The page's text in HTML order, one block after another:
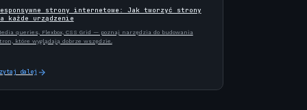
strony internetowe: Jak tworzyć strony
każde urządzenie
queries, Flexbox, CSS Grid — poznaj narzędzia do budowania
które wyglądają dobrze wszędzie.
dalej